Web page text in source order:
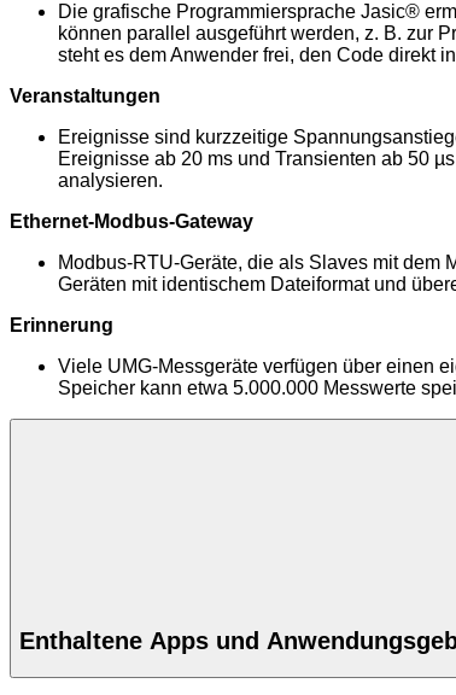
Die grafische Programmiersprache Jasic®
können parallel ausgeführt werden, z. B. zur
steht es dem Anwender frei, den Code direkt
Veranstaltungen
Ereignisse sind kurzzeitige
Ereignisse ab 20 ms und Transienten ab 50
analysieren.
Ethernet-Modbus-Gateway
Modbus-RTU-Geräte, die als Slaves mit dem
Geräten mit identischem Dateiformat und
Erinnerung
Viele UMG-Messgeräte verfügen über einen
Speicher kann etwa 5.000.000 Messwerte
Enthaltene Apps und